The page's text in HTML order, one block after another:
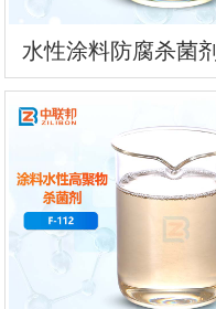
水性涂料防腐杀菌剂